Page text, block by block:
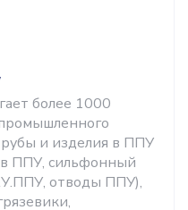
более 1000
и изделия в ППУ
в ППУ, сильфонный
отводы ППУ),